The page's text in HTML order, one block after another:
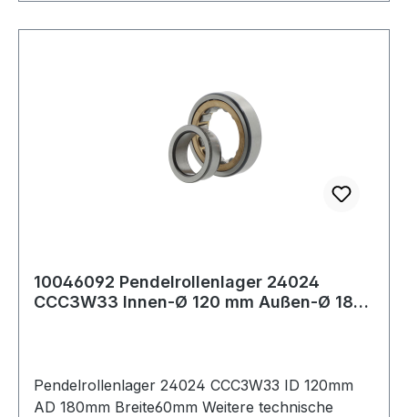
10046092 Pendelrollenlager 24024
CCC3W33 Innen-Ø 120 mm Außen-Ø 180
Pendelrollenlager 24024 CCC3W33 ID 120mm
AD 180mm Breite60mm Weitere technische